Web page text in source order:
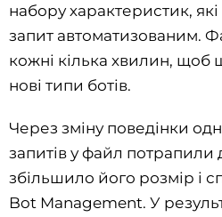
набору характеристик,
запит автоматизованим.
кожні кілька хвилин, щоб
нові типи ботів.
Через зміну поведінки
запитів у файл потрапили
збільшило його розмір і
Bot Management. У